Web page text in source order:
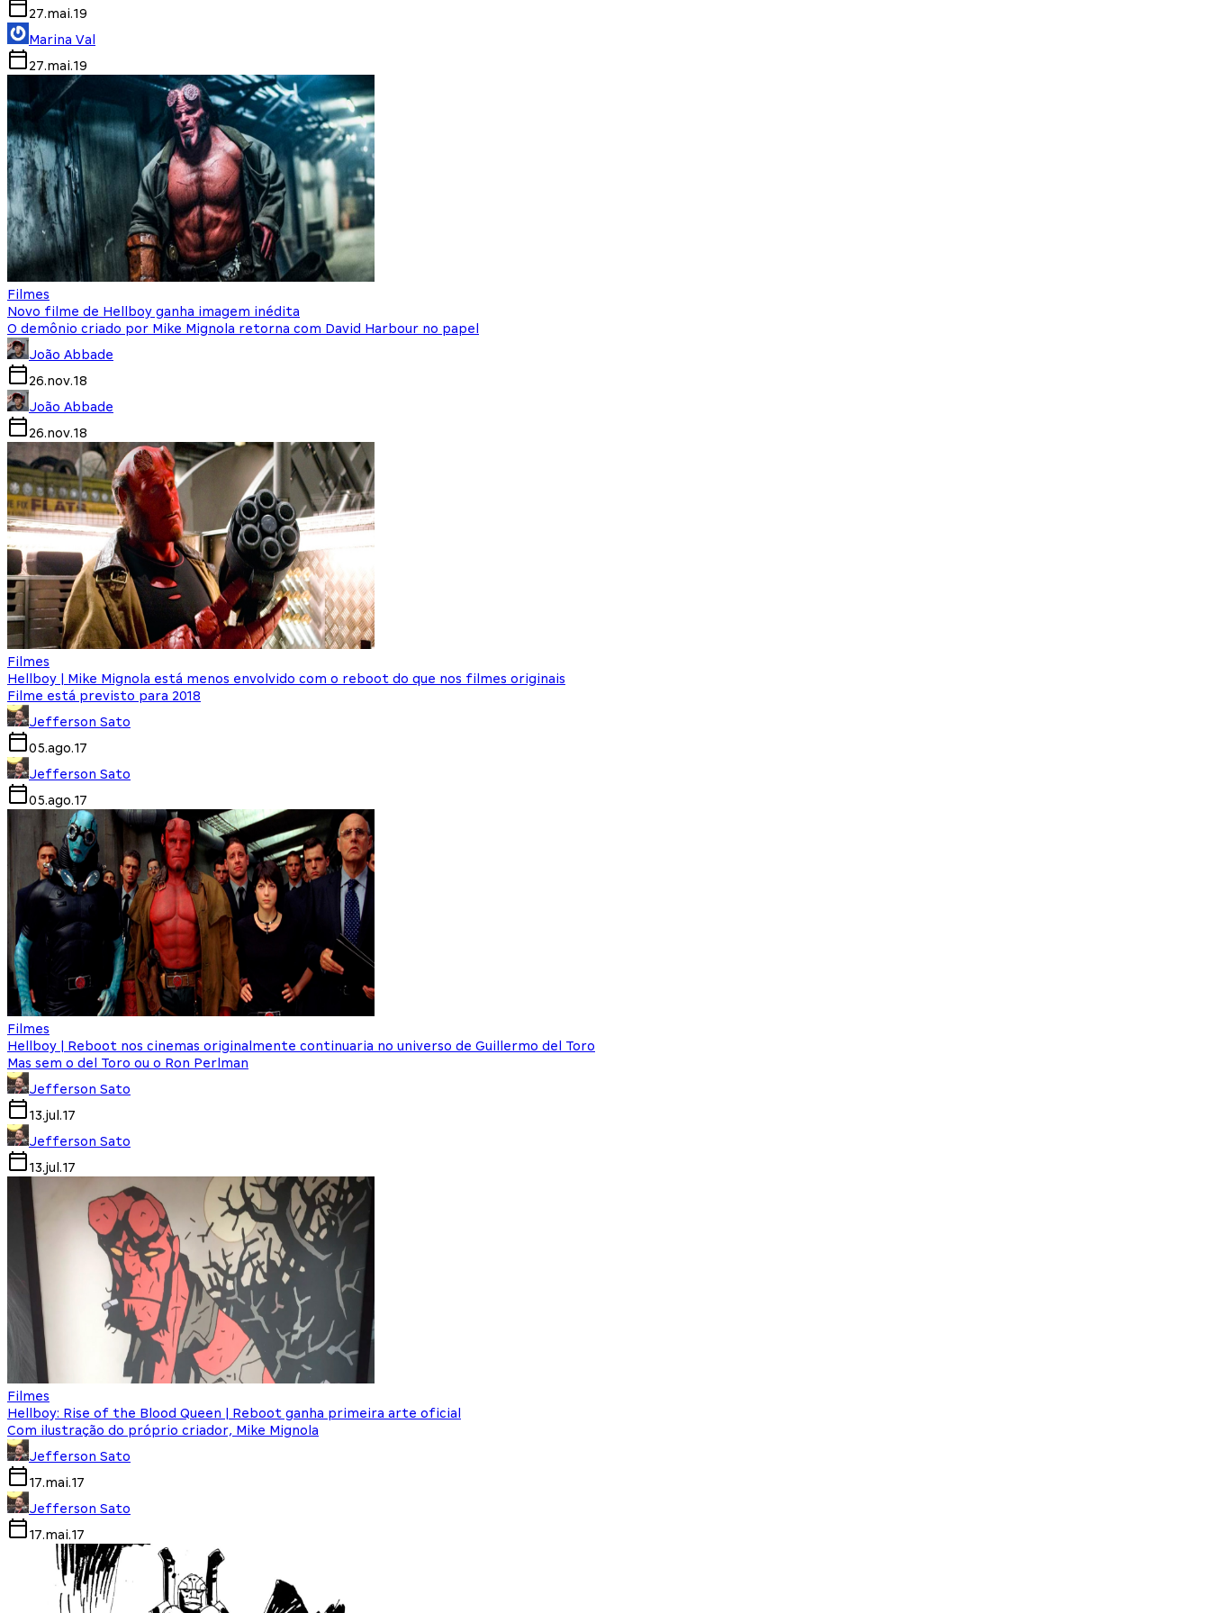
27.mai.19
Marina Val
27.mai.19
Filmes
Novo filme de Hellboy ganha imagem inédita
O demônio criado por Mike Mignola retorna com David Harbour no papel
João Abbade
26.nov.18
João Abbade
26.nov.18
Filmes
Hellboy | Mike Mignola está menos envolvido com o reboot do que nos filmes originais
Filme está previsto para 2018
Jefferson Sato
05.ago.17
Jefferson Sato
05.ago.17
Filmes
Hellboy | Reboot nos cinemas originalmente continuaria no universo de Guillermo del Toro
Mas sem o del Toro ou o Ron Perlman
Jefferson Sato
13.jul.17
Jefferson Sato
13.jul.17
Filmes
Hellboy: Rise of the Blood Queen | Reboot ganha primeira arte oficial
Com ilustração do próprio criador, Mike Mignola
Jefferson Sato
17.mai.17
Jefferson Sato
17.mai.17